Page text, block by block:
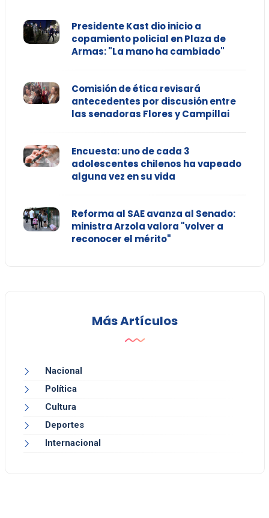
Presidente Kast dio inicio a
copamiento policial en Plaza de
Armas: "La mano ha cambiado"
Comisión de ética revisará
antecedentes por discusión entre
las senadoras Flores y Campillai
Encuesta: uno de cada 3
adolescentes chilenos ha vapeado
alguna vez en su vida
Reforma al SAE avanza al Senado:
ministra Arzola valora "volver a
reconocer el mérito"
Más Artículos
Nacional
Política
Cultura
Deportes
Internacional